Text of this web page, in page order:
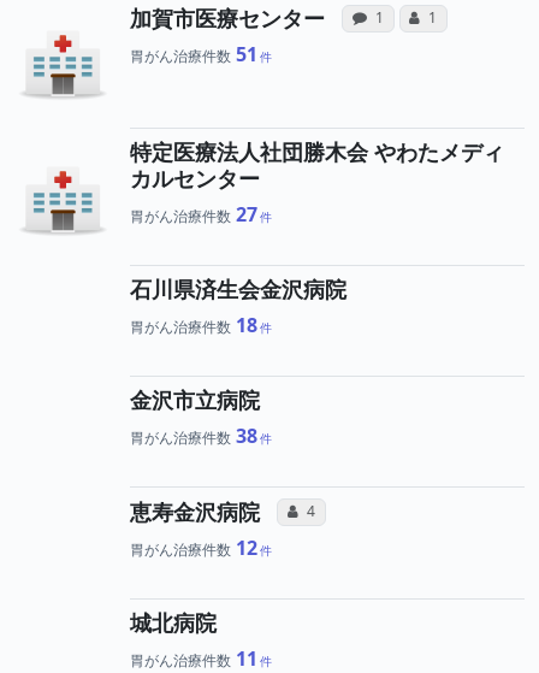
加賀市医療センター 感想投稿（合算）
1 病院への声と、
コミュニケーシ
1 所属医師
胃がん治療件数 51
特定医療法人社団勝木会 やわたメディ
カルセンター
胃がん治療件数 27
石川県済生会金沢病院
胃がん治療件数 18
金沢市立病院
胃がん治療件数 38
恵寿金沢病院 コミュニケーション・タイプ（合算
4 所属医師へのコミュニ
胃がん治療件数 12
城北病院
胃がん治療件数 11